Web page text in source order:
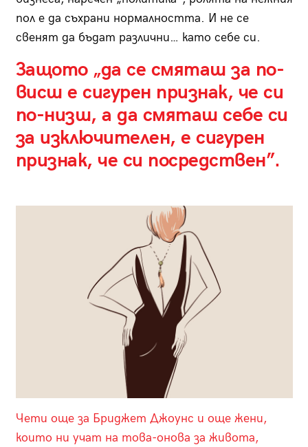
пол е да съхрани нормалността. И не се
свенят да бъдат различни… като себе си.
Защото „да се смяташ за по-
висш е сигурен признак, че си
по-низш, а да смяташ себе си
за изключителен, е сигурен
признак, че си посредствен”.
Чети още за Бриджет Джоунс и още жени,
които ни учат на това-онова за живота,